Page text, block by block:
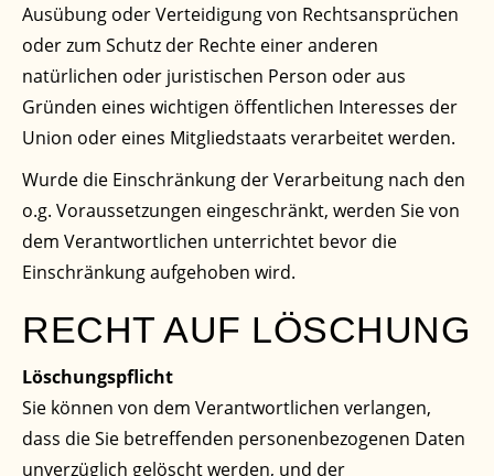
Ausübung oder Verteidigung von Rechtsansprüchen
oder zum Schutz der Rechte einer anderen
natürlichen oder juristischen Person oder aus
Gründen eines wichtigen öffentlichen Interesses der
Union oder eines Mitgliedstaats verarbeitet werden.
Wurde die Einschränkung der Verarbeitung nach den
o.g. Voraussetzungen eingeschränkt, werden Sie von
dem Verantwortlichen unterrichtet bevor die
Einschränkung aufgehoben wird.
RECHT AUF LÖSCHUNG
Löschungspflicht
Sie können von dem Verantwortlichen verlangen,
dass die Sie betreffenden personenbezogenen Daten
unverzüglich gelöscht werden, und der